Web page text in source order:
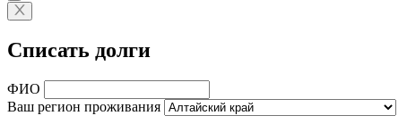
Списать долги
ФИО
Ваш регион проживания